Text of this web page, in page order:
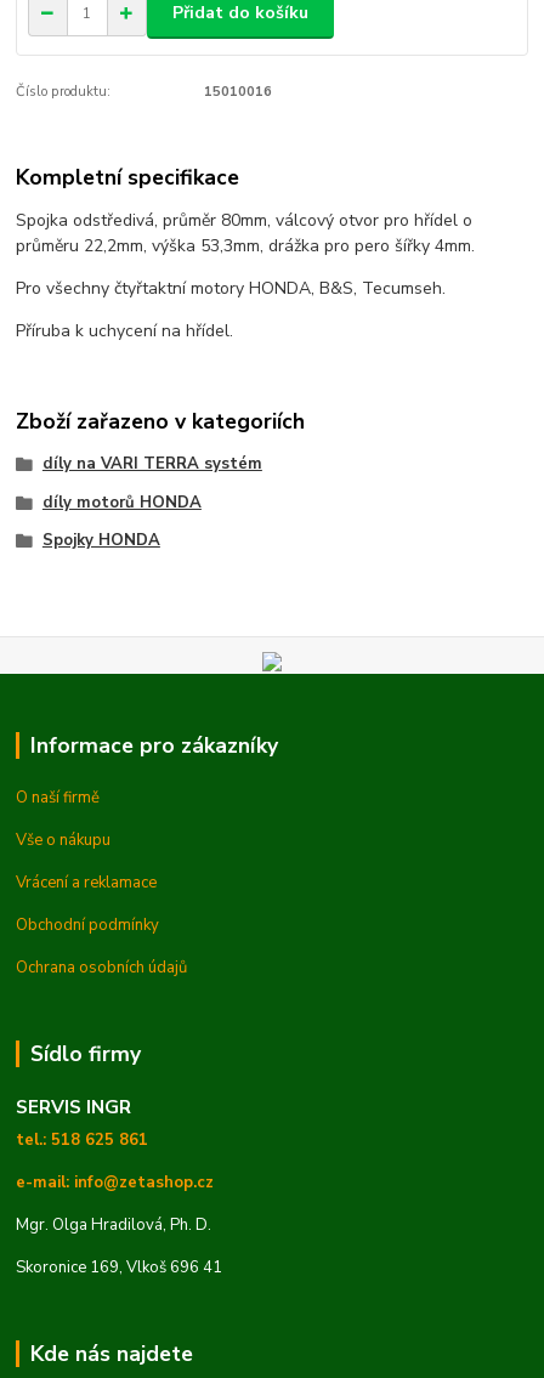
Přidat do košíku
Číslo produktu: 15010016
Kompletní specifikace
Spojka odstředivá, průměr 80mm, válcový otvor pro hřídel o
průměru 22,2mm, výška 53,3mm, drážka pro pero šířky 4mm.
Pro všechny čtyřtaktní motory HONDA, B&S, Tecumseh.
Příruba k uchycení na hřídel.
Zboží zařazeno v kategoriích
díly na VARI TERRA systém
díly motorů HONDA
Spojky HONDA
Informace pro zákazníky
O naší firmě
Vše o nákupu
Vrácení a reklamace
Obchodní podmínky
Ochrana osobních údajů
Sídlo firmy
SERVIS INGR
tel.: 518 625 861
e-mail: info@zetashop.cz
Mgr. Olga Hradilová, Ph. D.
Skoronice 169, Vlkoš 696 41
Kde nás najdete